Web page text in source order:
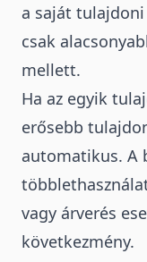
a saját
csak
mellett.
Ha az egyik
erősebb
automatikus. A
vagy árverés
következmény.